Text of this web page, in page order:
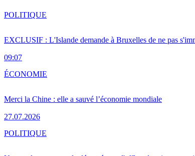
EXCLUSIF : L'Islande demande à Bruxelles de ne pas
09:07
POLITIQUE
Merci la Chine : elle a sauvé l’économie mondiale
27.07.2026
ÉCONOMIE
POLITIQUE